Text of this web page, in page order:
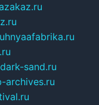
dark-sand.ru
archives.ru